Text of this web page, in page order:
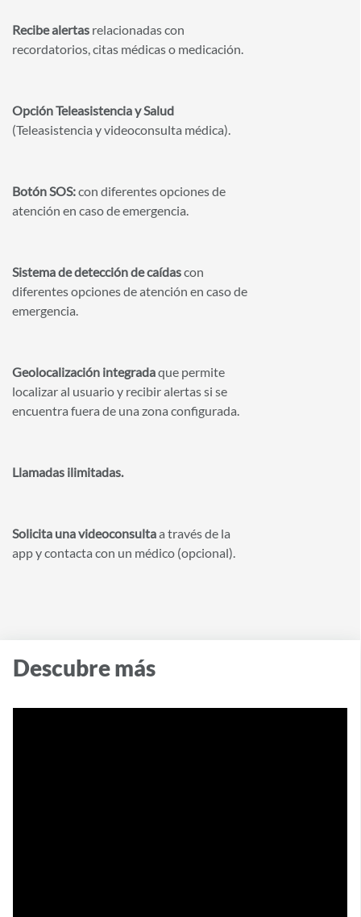
Recibe alertas relacionadas con
recordatorios, citas médicas o medicación.
Opción Teleasistencia y Salud
(Teleasistencia y videoconsulta médica).
Botón SOS:con diferentes opciones de
atención en caso de emergencia.
Sistema de detección de caídascon
diferentes opciones de atención en caso de
emergencia.
Geolocalización integradaque permite
localizar al usuario y recibir alertas si se
encuentra fuera de una zona configurada.
Llamadas ilimitadas.
Solicita una videoconsultaa través de la
app y contacta con un médico (opcional).
Descubre más